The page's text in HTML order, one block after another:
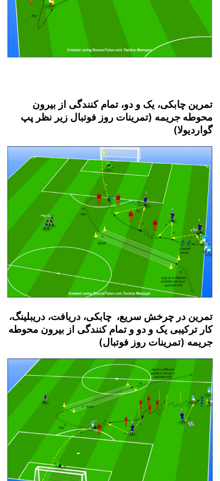
تمرین چابکی، یک و دو، تمام کنندگی از بیرون
محوطه جریمه (تمرینات روز فوتبال زیر نظر پپ
گواردیولا)
تمرین در چرخش سریع، چابکی، دریافت، دریبلینگ،
کار ترکیبی یک و دو و تمام کنندگی از بیرون محوطه
جریمه (تمرینات روز فوتبال)
برای ثبت نام در باشگاه و مدرسه فوتبال درفک البرز تماس بگیرید09193631098 رد کردن